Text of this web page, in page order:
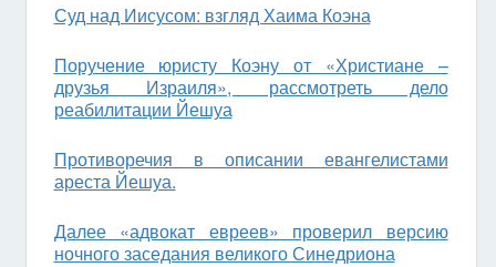
Суд над Иисусом: взгляд Хаима Коэна
Поручение юристу Коэну от «Христиане –
друзья Израиля», рассмотреть дело
реабилитации Йешуа
Противоречия в описании евангелистами
ареста Йешуа.
Далее «адвокат евреев» проверил версию
ночного заседания великого Синедриона